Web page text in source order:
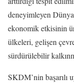
deneyimleyen
ekonomik etkisinin
ülkeleri, gelişen
sürdürülebilir
SKDM’nin başarılı